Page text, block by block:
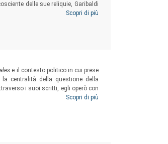
delle sue reliquie, Garibaldi
rapporti di fedeltà con i seguaci,
Scopri di più
e il contesto politico in cui prese
centralità della questione della
i suoi scritti, egli operò con
una concreta soluzione per
addirittura nel 1856, pochi
Scopri di più